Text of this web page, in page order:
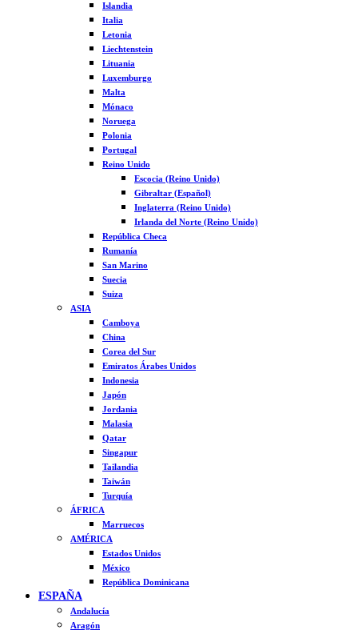
Islandia
Italia
Letonia
Liechtenstein
Lituania
Luxemburgo
Malta
Mónaco
Noruega
Polonia
Portugal
Reino Unido
Escocia (Reino Unido)
Gibraltar (Español)
Inglaterra (Reino Unido)
Irlanda del Norte (Reino Unido)
República Checa
Rumanía
San Marino
Suecia
Suiza
ASIA
Camboya
China
Corea del Sur
Emiratos Árabes Unidos
Indonesia
Japón
Jordania
Malasia
Qatar
Singapur
Tailandia
Taiwán
Turquía
ÁFRICA
Marruecos
AMÉRICA
Estados Unidos
México
República Dominicana
ESPAÑA
Andalucía
Aragón